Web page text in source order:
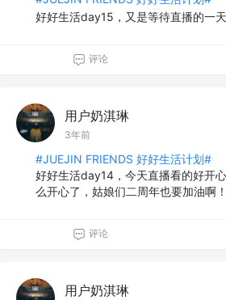
好好生活day15，又是等待直播的一
评论
用户奶淇琳
3年前
#JUEJIN FRIENDS 好好生活计划#
好好生活day14，今天直播看的好开
么开心了，姑娘们二周年也要加油啊！
评论
用户奶淇琳